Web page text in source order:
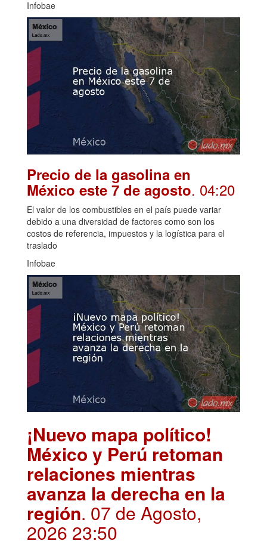
Infobae
Precio de la gasolina en
México este 7 de agosto. 04:20
El valor de los combustibles en el país puede variar
debido a una diversidad de factores como son los
costos de referencia, impuestos y la logística para el
traslado
Infobae
¡Nuevo mapa político!
México y Perú retoman
relaciones mientras
avanza la derecha en la
región. 07 de Agosto,
2026 23:50